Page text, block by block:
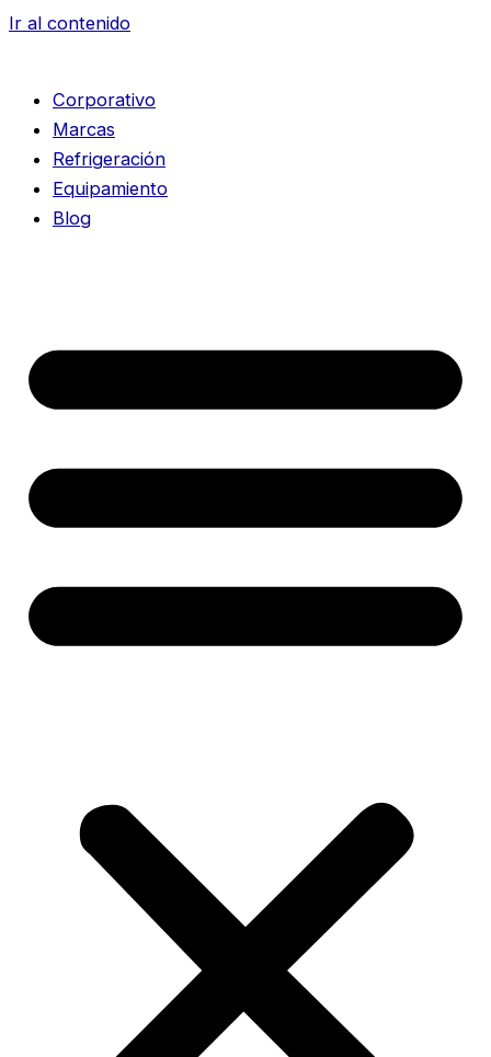
Ir al contenido
Corporativo
Marcas
Refrigeración
Equipamiento
Blog